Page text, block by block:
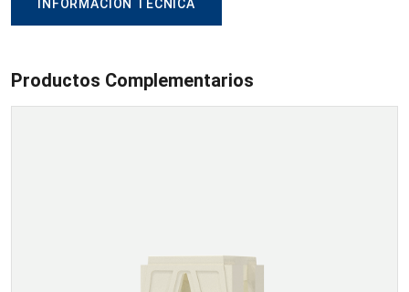
INFORMACIÓN TÉCNICA
Productos Complementarios